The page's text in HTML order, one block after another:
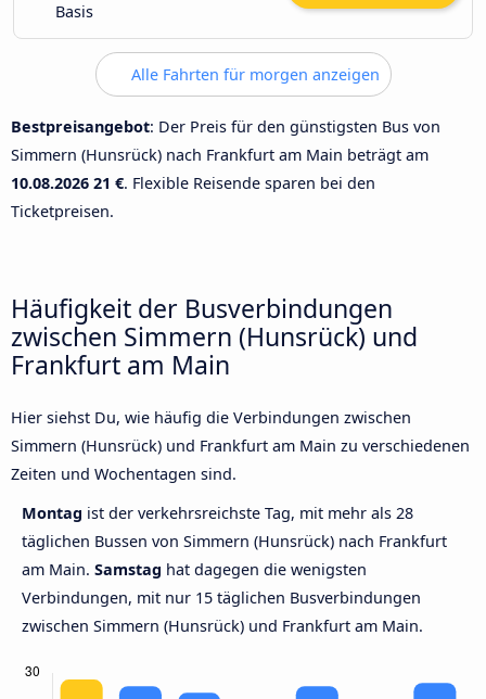
Basis
Alle Fahrten für morgen anzeigen
Bestpreisangebot: Der Preis für den günstigsten Bus von
Simmern (Hunsrück) nach Frankfurt am Main beträgt am
10.08.2026 21 €. Flexible Reisende sparen bei den
Ticketpreisen.
Häufigkeit der Busverbindungen
zwischen Simmern (Hunsrück) und
Frankfurt am Main
Hier siehst Du, wie häufig die Verbindungen zwischen
Simmern (Hunsrück) und Frankfurt am Main zu verschiedenen
Zeiten und Wochentagen sind.
Montag ist der verkehrsreichste Tag, mit mehr als 28
täglichen Bussen von Simmern (Hunsrück) nach Frankfurt
am Main. Samstag hat dagegen die wenigsten
Verbindungen, mit nur 15 täglichen Busverbindungen
zwischen Simmern (Hunsrück) und Frankfurt am Main.